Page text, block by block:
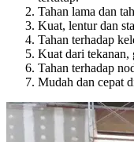
Tahan lama dan
Kuat, lentur dan
Tahan terhadap
Kuat dari tekanan,
Tahan terhadap
Mudah dan cepat